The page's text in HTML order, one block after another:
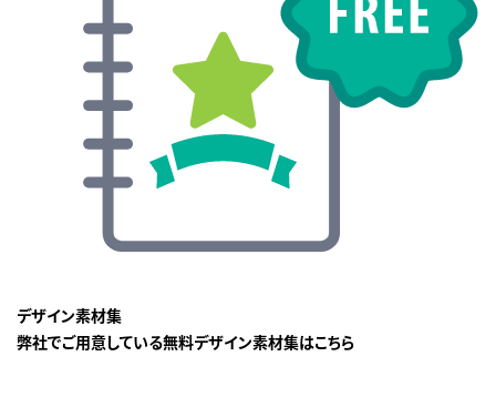
デザイン素材集
弊社でご用意している無料デザイン素材集はこちら